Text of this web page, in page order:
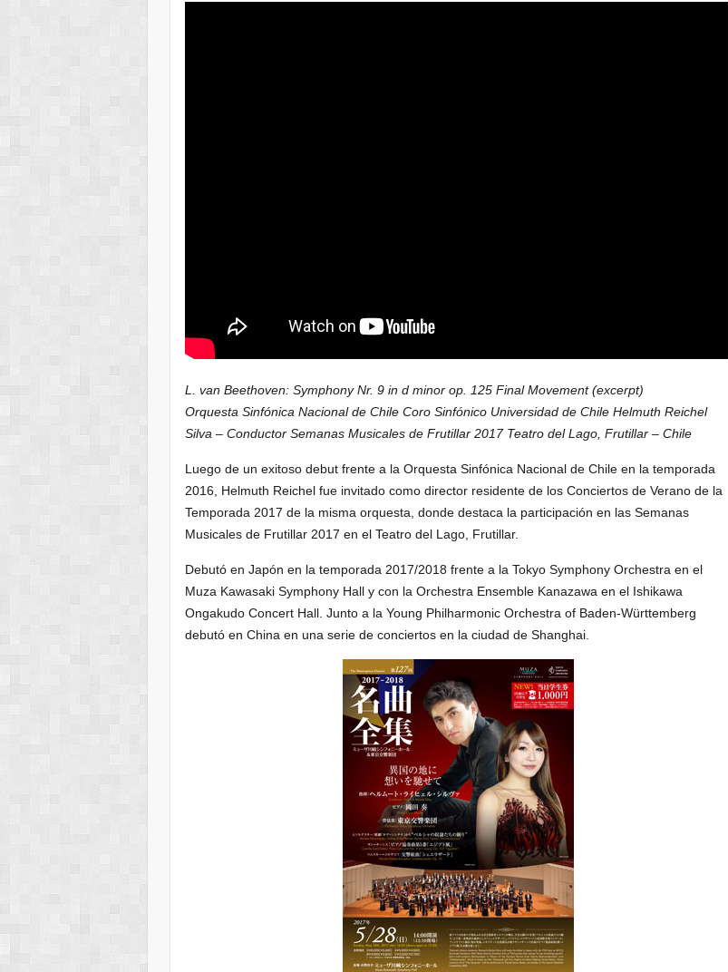
L. van Beethoven: Symphony Nr. 9 in d minor op. 125 Final Movement (excerpt)
Orquesta Sinfónica Nacional de Chile Coro Sinfónico Universidad de Chile Helmuth Reichel
Silva – Conductor Semanas Musicales de Frutillar 2017 Teatro del Lago, Frutillar – Chile
Luego de un exitoso debut frente a la Orquesta Sinfónica Nacional de Chile en la temporada
2016, Helmuth Reichel fue invitado como director residente de los Conciertos de Verano de la
Temporada 2017 de la misma orquesta, donde destaca la participación en las Semanas
Musicales de Frutillar 2017 en el Teatro del Lago, Frutillar.
Debutó en Japón en la temporada 2017/2018 frente a la Tokyo Symphony Orchestra en el
Muza Kawasaki Symphony Hall y con la Orchestra Ensemble Kanazawa en el Ishikawa
Ongakudo Concert Hall. Junto a la Young Philharmonic Orchestra of Baden-Württemberg
debutó en China en una serie de conciertos en la ciudad de Shanghai.